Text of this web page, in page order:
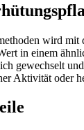
wird mit
in einem
gewechselt
Aktivität oder